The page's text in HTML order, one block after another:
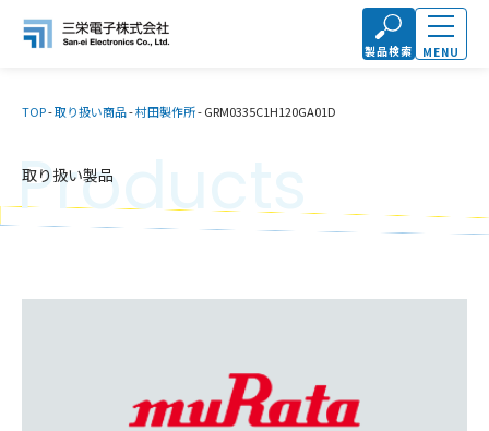
製品検索 MENU
TOP-取り扱い商品-村田製作所-GRM0335C1H120GA01D
取り扱い製品
Products